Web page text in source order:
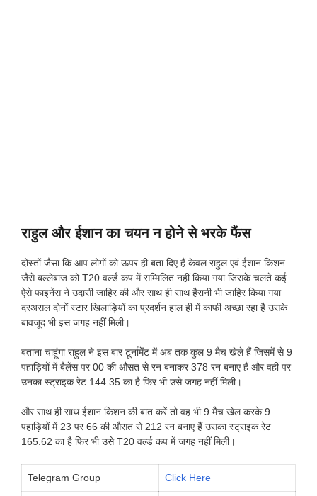
राहुल और ईशान का चयन न होने से भरके फैंस
दोस्तों जैसा कि आप लोगों को ऊपर ही बता दिए हैं केवल राहुल एवं ईशान किशन
जैसे बल्लेबाज को T20 वर्ल्ड कप में सम्मिलित नहीं किया गया जिसके चलते कई
ऐसे फाइनेंस ने उदासी जाहिर की और साथ ही साथ हैरानी भी जाहिर किया गया
दरअसल दोनों स्टार खिलाड़ियों का प्रदर्शन हाल ही में काफी अच्छा रहा है उसके
बावजूद भी इस जगह नहीं मिली।
बताना चाहूंगा राहुल ने इस बार टूर्नामेंट में अब तक कुल 9 मैच खेले हैं जिसमें से 9
पहाड़ियों में बैलेंस पर 00 की औसत से रन बनाकर 378 रन बनाए हैं और वहीं पर
उनका स्ट्राइक रेट 144.35 का है फिर भी उसे जगह नहीं मिली।
और साथ ही साथ ईशान किशन की बात करें तो वह भी 9 मैच खेल करके 9
पहाड़ियों में 23 पर 66 की औसत से 212 रन बनाए हैं उसका स्ट्राइक रेट
165.62 का है फिर भी उसे T20 वर्ल्ड कप में जगह नहीं मिली।
Telegram Group Click Here